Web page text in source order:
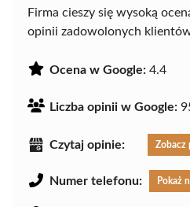
Firma cieszy się wysoką
opinii zadowolonych
Ocena w Google: 4.4
Liczba opinii w Google:
Czytaj opinie: Zobacz
Numer telefonu: Pokaż